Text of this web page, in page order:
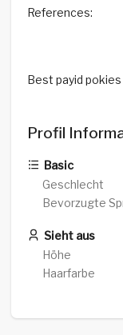
References:
Best payid
Profil
Basic
Geschlecht
Bevorzugte
Sieht aus
Höhe
Haarfarbe